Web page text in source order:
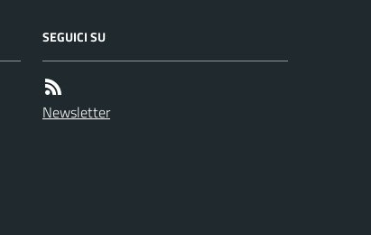
SEGUICI SU
Newsletter